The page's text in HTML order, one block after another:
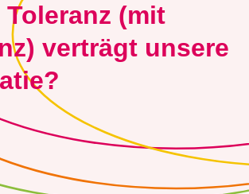
(mit
verträgt unsere